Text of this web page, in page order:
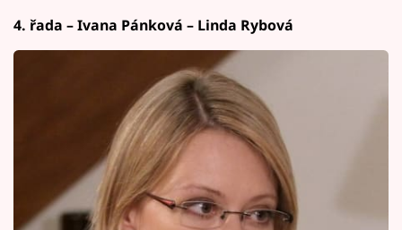
4. řada – Ivana Pánková – Linda Rybová